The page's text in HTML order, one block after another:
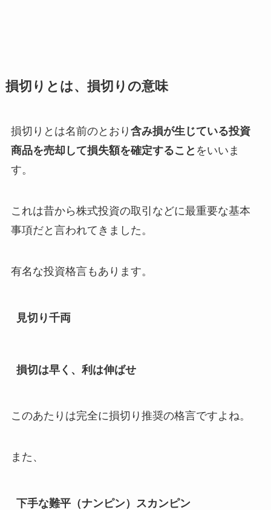
損切りとは、損切りの意味
損切りとは名前のとおり 含み損が生じている投資
商品を売却して損失額を確定すること をいいま
す。
これは昔から株式投資の取引などに最重要な基本
事項だと言われてきました。
有名な投資格言もあります。
見切り千両
損切は早く、利は伸ばせ
このあたりは完全に損切り推奨の格言ですよね。
また、
下手な難平（ナンピン）スカンピン